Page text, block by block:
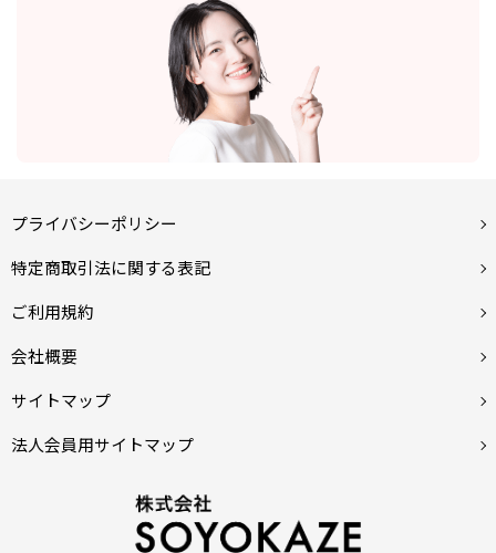
プライバシーポリシー
特定商取引法に関する表記
ご利用規約
会社概要
サイトマップ
法人会員用サイトマップ